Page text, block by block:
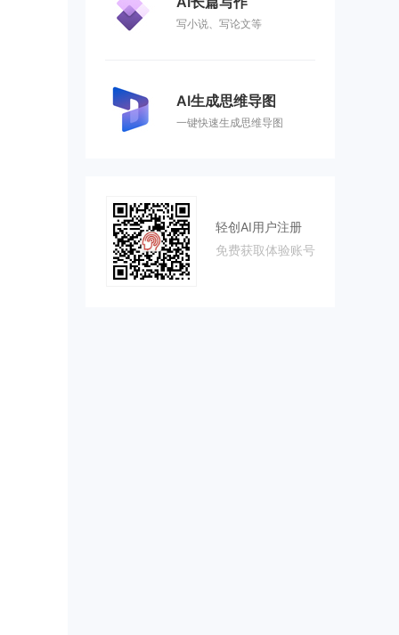
写小说、写论文等
AI生成思维导图
一键快速生成思维导图
轻创AI用户注册
免费获取体验账号